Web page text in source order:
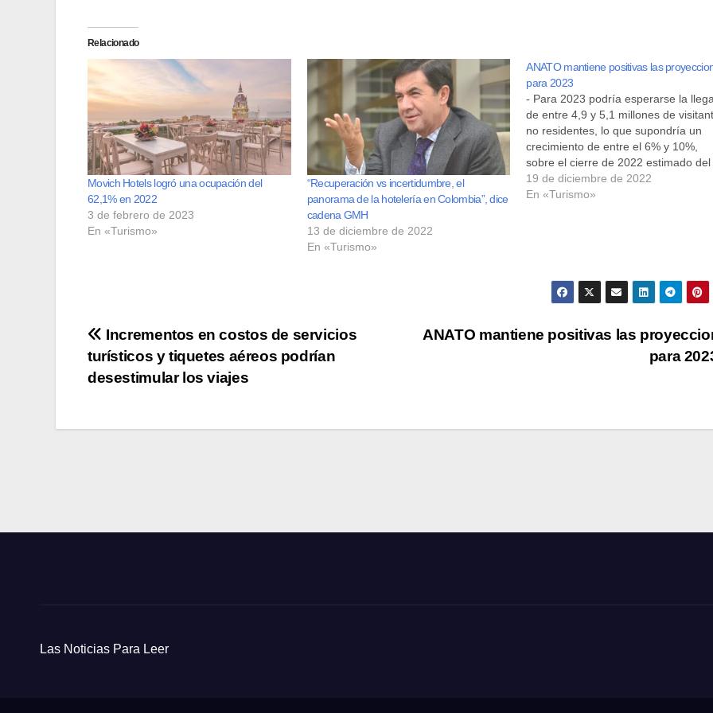
Relacionado
Movich Hotels logró una ocupación del
62,1% en 2022
3 de febrero de 2023
En «Turismo»
“Recuperación vs incertidumbre, el
panorama de la hotelería en Colombia”, dice
cadena GMH
13 de diciembre de 2022
En «Turismo»
ANATO mantiene positivas las
para 2023
- Para 2023 podría esperarse la
de entre 4,9 y 5,1 millones de
no residentes, lo que supondría un
crecimiento de entre el 6% y 10%,
sobre el cierre de 2022 estimado del
gremio.- ANATO estima que entre 5,1
5,4 millones colombianos saldrían del
19 de diciembre de 2022
En «Turismo»
Navegación
de
ANATO mantiene positivas las
para
Incrementos en costos de servicios
turísticos y tiquetes aéreos podrían
desestimular los viajes
Las Noticias Para Leer